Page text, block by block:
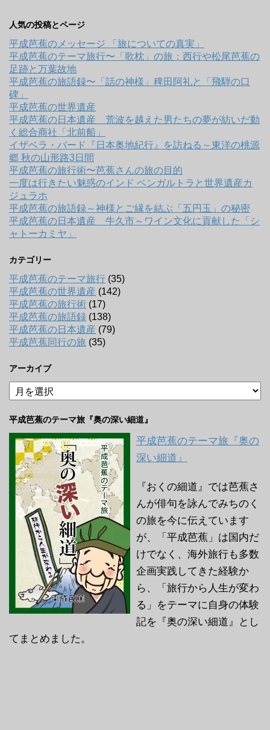
人気の投稿とページ
平成芭蕉のメッセージ 「旅についての真実」
平成芭蕉のテーマ旅行〜「歌枕」の旅：西行や松尾芭蕉の
足跡と万葉故地
平成芭蕉の旅語録〜「話の神様」稗田阿礼と「飛騨の口
碑」
平成芭蕉の世界遺産
平成芭蕉の日本遺産 荒波を越えた男たちの夢が紡いだ動
く総合商社「北前船」
イザベラ・バード『日本奥地紀行』を訪ねる～東洋の桃源
郷 秋の山形路3日間
平成芭蕉の旅行術〜芭蕉さんの旅の目的
一度は行きたい魅惑のインド ベンガルトラと世界遺産カ
ジュラホ
平成芭蕉の旅語録～神様とご縁を結ぶ「五円玉」の秘密
平成芭蕉の日本遺産 牛久市～ワイン文化に貢献した「シ
ャトーカミヤ」
カテゴリー
平成芭蕉のテーマ旅行 (35)
平成芭蕉の世界遺産 (142)
平成芭蕉の旅行術 (17)
平成芭蕉の旅語録 (138)
平成芭蕉の日本遺産 (79)
平成芭蕉同行の旅 (35)
アーカイブ
ア
ー
イ
ブ
平成芭蕉のテーマ旅『奥の深い細道』
平成芭蕉のテーマ旅『奥の
深い細道』
『おくの細道』では芭蕉さ
んが俳句を詠んでみちのく
の旅を今に伝えています
が、「平成芭蕉」は国内だ
けでなく、海外旅行も多数
企画実践してきた経験か
ら、「旅行から人生が変わ
る」をテーマに自身の体験
記を『奥の深い細道』とし
てまとめました。